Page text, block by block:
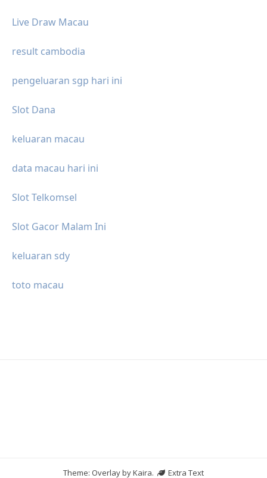
Live Draw Macau
result cambodia
pengeluaran sgp hari ini
Slot Dana
keluaran macau
data macau hari ini
Slot Telkomsel
Slot Gacor Malam Ini
keluaran sdy
toto macau
Theme: Overlay byKaira. Extra Text